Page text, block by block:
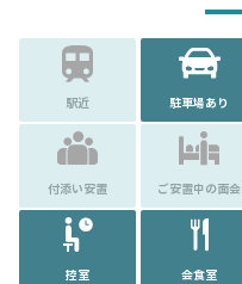
駅近 駐車場あり
付添い安置 ご安置中の面会
控室 会食室